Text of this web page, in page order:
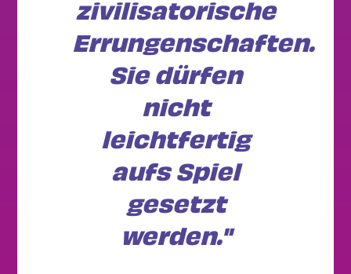
zivilisatorische
Errungenschaften.
Sie dürfen
nicht
leichtfertig
aufs Spiel
gesetzt
werden."